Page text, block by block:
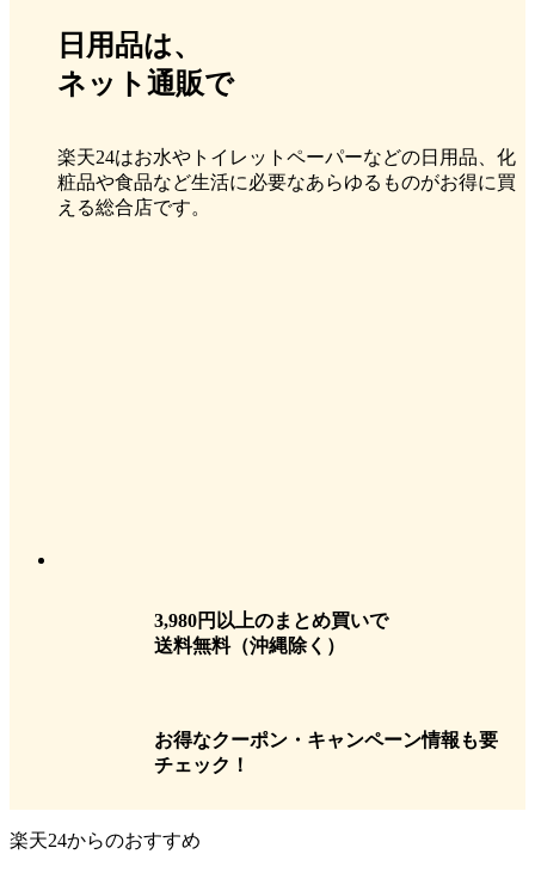
日用品は、
ネット通販で
楽天24はお水やトイレットペーパーなどの日用品、化
粧品や食品など生活に必要なあらゆるものがお得に買
える総合店です。
3,980円以上のまとめ買いで
送料無料（沖縄除く）
お得なクーポン・キャンペーン情報も要
チェック！
楽天24からのおすすめ